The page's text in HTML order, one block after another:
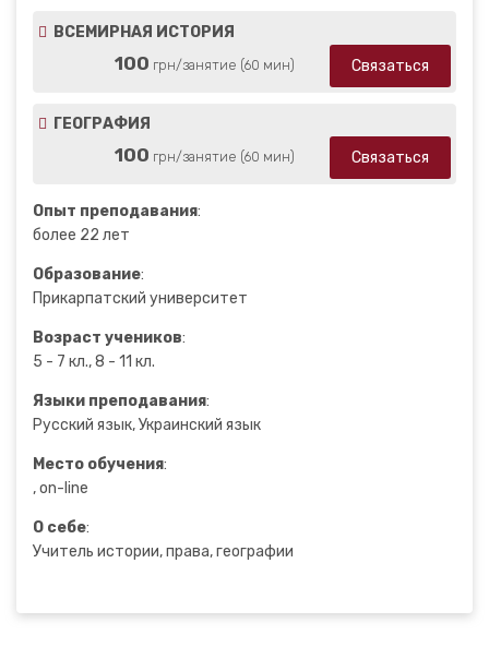
ВСЕМИРНАЯ ИСТОРИЯ
100 грн/занятие (60 мин) Связаться
ГЕОГРАФИЯ
100 грн/занятие (60 мин) Связаться
Опыт преподавания:
более 22 лет
Образование:
Прикарпатский университет
Возраст учеников:
5 - 7 кл., 8 - 11 кл.
Языки преподавания:
Русский язык, Украинский язык
Место обучения:
, on-line
О себе:
Учитель истории, права, географии